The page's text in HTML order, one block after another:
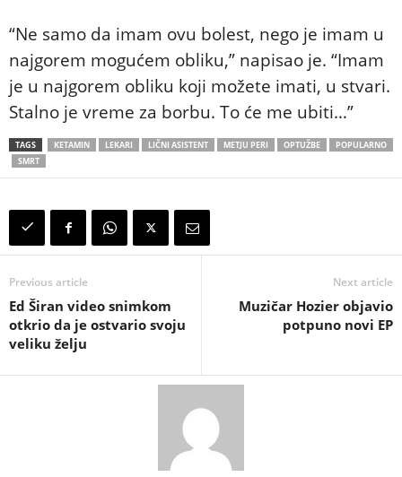
“Ne samo da imam ovu bolest, nego je imam u
najgorem mogućem obliku,” napisao je. “Imam
je u najgorem obliku koji možete imati, u stvari.
Stalno je vreme za borbu. To će me ubiti…”
TAGS KETAMIN LEKARI LIČNI ASISTENT METJU PERI OPTUŽBE
POPULARNO
SMRT
Previous article
Ed Širan video snimkom
otkrio da je ostvario svoju
veliku želju
Next article
Muzičar Hozier objavio
potpuno novi EP